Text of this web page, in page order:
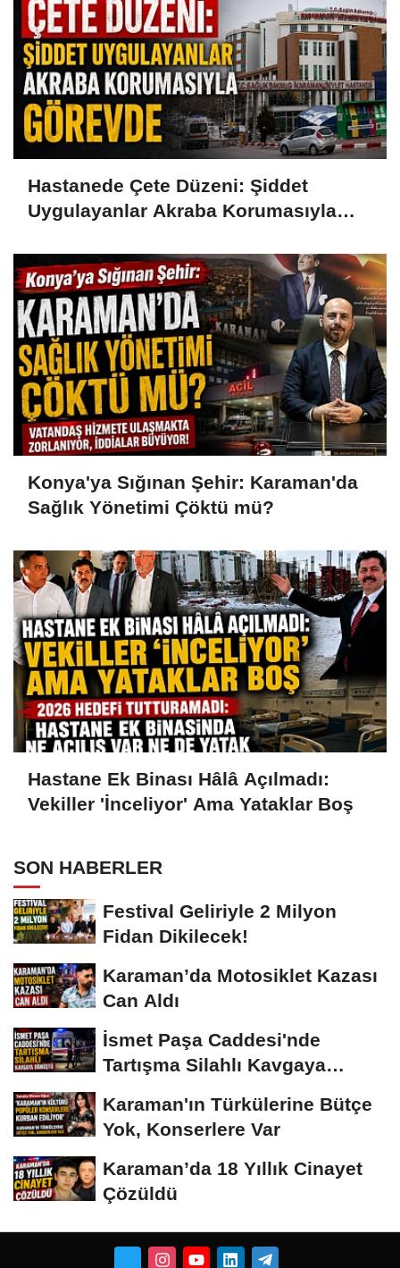
Hastanede Çete Düzeni: Şiddet
Uygulayanlar Akraba Korumasıyla
Konya'ya Sığınan Şehir: Karaman'da
Sağlık Yönetimi Çöktü mü?
Hastane Ek Binası Hâlâ Açılmadı:
Vekiller 'İnceliyor' Ama Yataklar Boş
SON HABERLER
Festival Geliriyle 2 Milyon
Fidan Dikilecek!
Karaman’da Motosiklet Kazası
Can Aldı
İsmet Paşa Caddesi'nde
Tartışma Silahlı Kavgaya
Karaman'ın Türkülerine Bütçe
Yok, Konserlere Var
Karaman’da 18 Yıllık Cinayet
Çözüldü